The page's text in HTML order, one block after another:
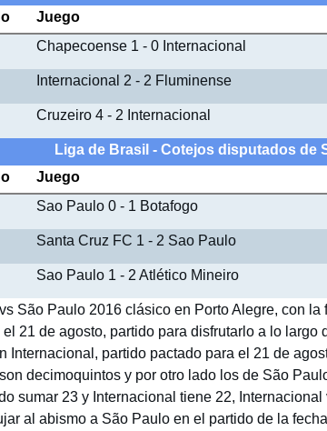
Juego
Chapecoense 1 - 0 Internacional
Internacional 2 - 2 Fluminense
Cruzeiro 4 - 2 Internacional
Liga de Brasil - Cotejos disputados de
Juego
Sao Paulo 0 - 1 Botafogo
Santa Cruz FC 1 - 2 Sao Paulo
Sao Paulo 1 - 2 Atlético Mineiro
São Paulo 2016 clásico en Porto Alegre, con
21 de agosto, partido para disfrutarlo a lo largo
Internacional, partido pactado para el 21 de
decimoquintos y por otro lado los de São
sumar 23 y Internacional tiene 22,
al abismo a São Paulo en el partido de la